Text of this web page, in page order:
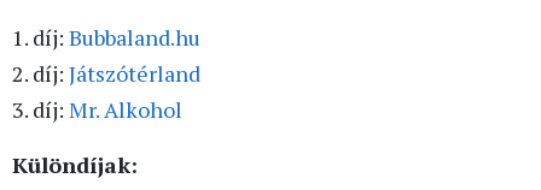
1. díj: Bubbaland.hu
2. díj: Játszótérland
3. díj: Mr. Alkohol
Különdíjak: